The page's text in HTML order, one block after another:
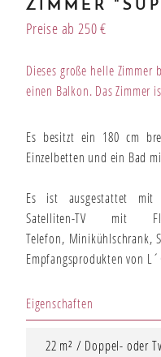
ZIMMER
Preise ab 250 €
Dieses große helle
einen Balkon. Das Zimmer
Es besitzt ein 180 cm
Einzelbetten und ein Bad
Es ist ausgestattet mit
Satelliten-TV mit
Telefon, Minikühlschrank,
Empfangsprodukten von
Eigenschaften
22 m² / Doppel- oder